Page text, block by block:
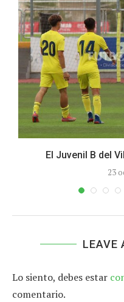
El Juvenil B del
23
LEAVE
Lo siento, debes estar
comentario.